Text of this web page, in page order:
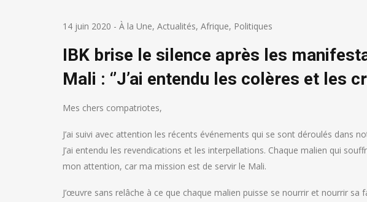
14 juin 2020 - À la Une, Actualités, Afrique, Politiques
IBK brise le silence après les
Mali : ‘’J’ai entendu les colères et les
Mes chers compatriotes,
J’ai suivi avec attention les récents événements qui se sont déroulés dans
J’ai entendu les revendications et les interpellations. Chaque malien qui
mon attention, car ma mission est de servir le Mali.
J’œuvre sans relâche à ce que chaque malien puisse se nourrir et nourrir sa